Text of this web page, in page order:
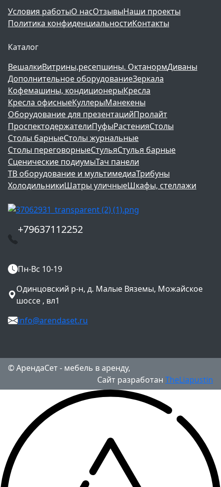
Каталог
ВешалкиВитрины,ресепшины. ОктанормДиваны
Дополнительное оборудованиеЗеркала
Кофемашины, кондиционерыКресла
Кресла офисныеКуллерыМанекены
Оборудование для презентацийПролайт
ПроспектодержателиПуфыРастенияСтолы
Столы барныеСтолы журнальные
Столы переговорныеСтульяСтулья барные
Сценические подиумыТач панели
ТВ оборудование и мультимедиаТрибуны
ХолодильникиШатры уличныеШкафы, стеллажи
Условия работыО насОтзывыНаши проекты
Политика конфиденциальностиКонтакты
+79637112252
Пн-Вс 10-19
Одинцовский р-н, д. Малые Вяземы, Можайское
шоссе , вл1
info@arendaset.ru
© АрендаСет - мебель в аренду,
Сайт разработан TheLiapustin